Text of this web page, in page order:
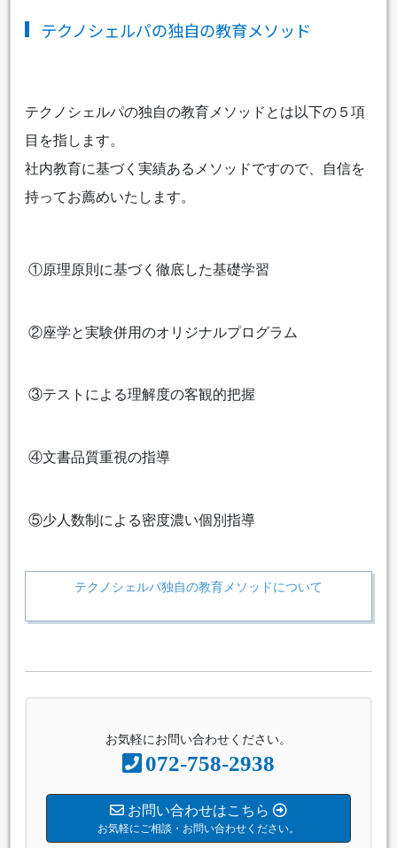
テクノシェルパの独自の教育メソッド
テクノシェルパの独自の教育メソッドとは以下の５項
目を指します。
社内教育に基づく実績あるメソッドですので、自信を
持ってお薦めいたします。
①原理原則に基づく徹底した基礎学習
②座学と実験併用のオリジナルプログラム
③テストによる理解度の客観的把握
④文書品質重視の指導
⑤少人数制による密度濃い個別指導
テクノシェルパ独自の教育メソッドについて
お気軽にお問い合わせください。
072-758-2938
お問い合わせはこちら
お気軽にご相談・お問い合わせください。